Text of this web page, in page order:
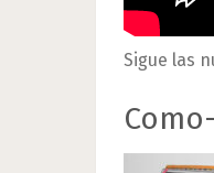
Sigue las